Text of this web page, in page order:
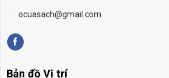
ocuasach@gmail.com
Bản đồ Vị trí